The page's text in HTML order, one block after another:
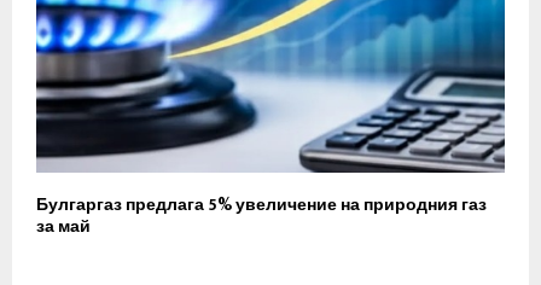
Булгаргаз предлага 5% увеличение на природния газ
за май